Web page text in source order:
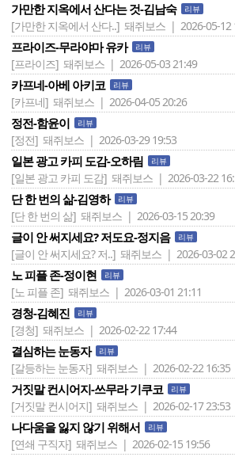
가만한 지옥에서 산다는 것-김남숙 리뷰
[가만한 지옥에서 산다..] 돼쥐보스 | 2026-05-12
프라이즈-무라야마 유카 리뷰
[프라이즈] 돼쥐보스 | 2026-05-03 21:49
카프네-아베 아키코 리뷰
[카프네] 돼쥐보스 | 2026-04-05 20:26
정전-함윤이 리뷰
[정전] 돼쥐보스 | 2026-03-29 19:53
일본 광고 카피 도감-오하림 리뷰
[일본 광고 카피 도감] 돼쥐보스 | 2026-03-22
단 한 번의 삶-김영하 리뷰
[단 한 번의 삶] 돼쥐보스 | 2026-03-15 20:39
글이 안 써지세요? 저도요-정지음 리뷰
[글이 안 써지세요? 저..] 돼쥐보스 | 2026-03-02
노 피플 존-정이현 리뷰
[노 피플 존] 돼쥐보스 | 2026-03-01 21:11
경청-김혜진 리뷰
[경청] 돼쥐보스 | 2026-02-22 17:44
결심하는 눈동자 리뷰
[갈등하는 눈동자] 돼쥐보스 | 2026-02-22 16:35
거짓말 컨시어지-쓰무라 기쿠코 리뷰
[거짓말 컨시어지] 돼쥐보스 | 2026-02-17 23:53
나다움을 잃지 않기 위해서 리뷰
[연쇄 구직자] 돼쥐보스 | 2026-02-15 19:56